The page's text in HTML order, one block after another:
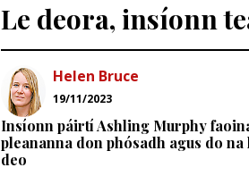
Le deora, insíonn
Helen Bruce
19/11/2023
Insíonn páirtí Ashling Murphy
pleananna don phósadh agus do
deo